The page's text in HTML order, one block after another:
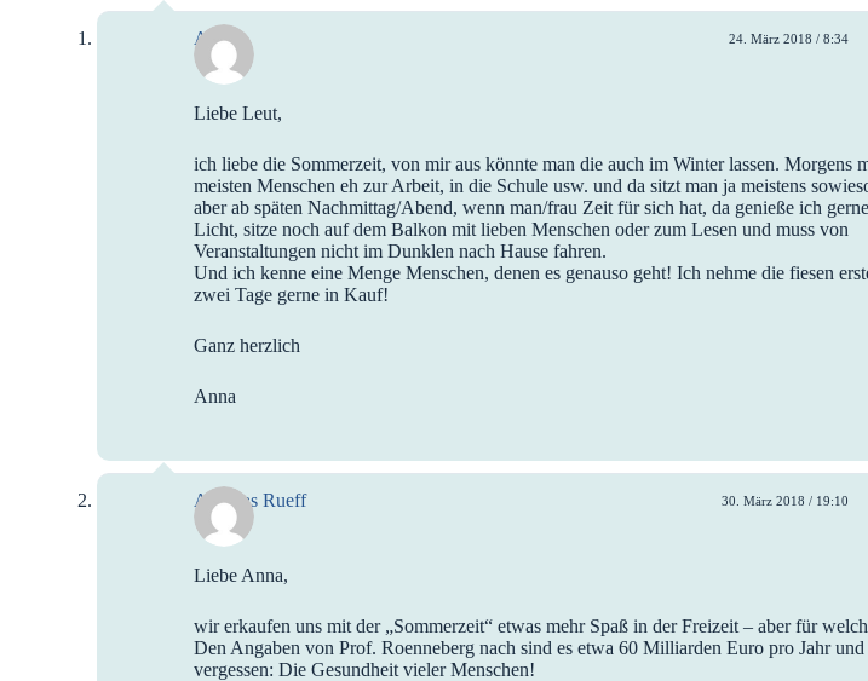
Anna 24. März 2018 / 8:34
Liebe Leut,
ich liebe die Sommerzeit, von mir aus könnte man die auch im Winter lassen. Morgens
meisten Menschen eh zur Arbeit, in die Schule usw. und da sitzt man ja meistens
aber ab späten Nachmittag/Abend, wenn man/frau Zeit für sich hat, da genieße ich
Licht, sitze noch auf dem Balkon mit lieben Menschen oder zum Lesen und muss von
Veranstaltungen nicht im Dunklen nach Hause fahren.
Und ich kenne eine Menge Menschen, denen es genauso geht! Ich nehme die fiesen
zwei Tage gerne in Kauf!
Ganz herzlich
Anna
Andreas Rueff 30. März 2018 / 19:10
Liebe Anna,
wir erkaufen uns mit der „Sommerzeit“ etwas mehr Spaß in der Freizeit – aber für
Den Angaben von Prof. Roenneberg nach sind es etwa 60 Milliarden Euro pro Jahr
vergessen: Die Gesundheit vieler Menschen!